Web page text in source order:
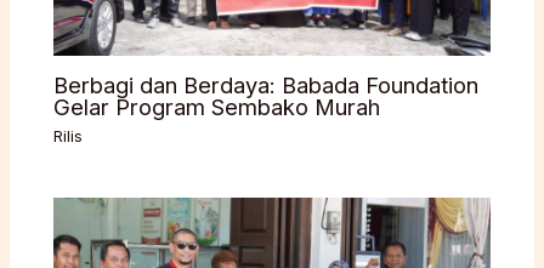
Berbagi dan Berdaya: Babada Foundation
Gelar Program Sembako Murah
Rilis